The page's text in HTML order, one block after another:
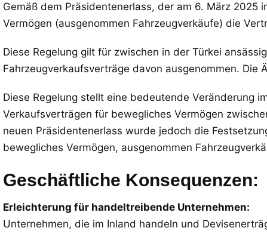
Gemäß dem Präsidentenerlass, der am 6. März
Vermögen (ausgenommen Fahrzeugverkäufe) die
Diese Regelung gilt für zwischen in der Türkei
Fahrzeugverkaufsverträge davon ausgenommen. Die
Diese Regelung stellt eine bedeutende Veränderung
Verkaufsverträgen für bewegliches Vermögen
neuen Präsidentenerlass wurde jedoch die
bewegliches Vermögen, ausgenommen
Geschäftliche Konsequenzen:
Erleichterung für handeltreibende Unternehmen:
Unternehmen, die im Inland handeln und